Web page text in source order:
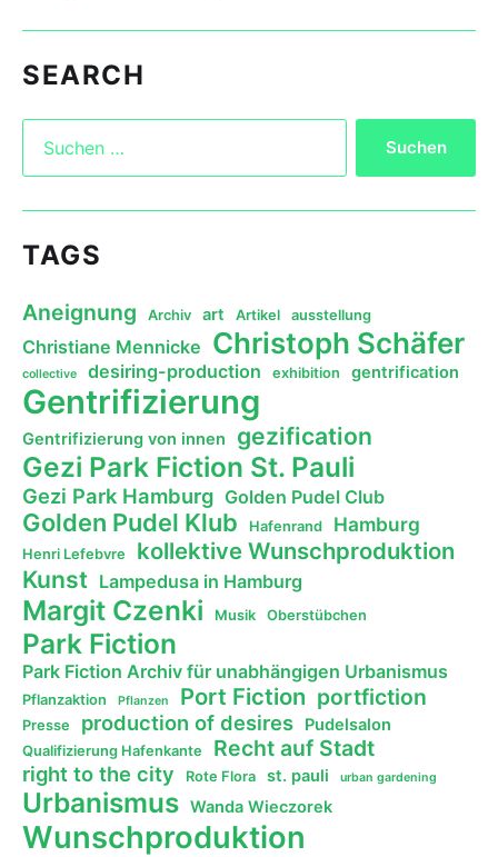
SEARCH
TAGS
Aneignung Archiv art Artikel ausstellung
Christiane Mennicke Christoph Schäfer
collective desiring-production exhibition gentrification
Gentrifizierung
Gentrifizierung von innen gezification
Gezi Park Fiction St. Pauli
Gezi Park Hamburg Golden Pudel Club
Golden Pudel Klub Hafenrand Hamburg
Henri Lefebvre kollektive Wunschproduktion
Kunst Lampedusa in Hamburg
Margit Czenki Musik Oberstübchen
Park Fiction
Park Fiction Archiv für unabhängigen Urbanismus
Pflanzaktion Pflanzen Port Fiction portfiction
Presse production of desires Pudelsalon
Qualifizierung Hafenkante Recht auf Stadt
right to the city Rote Flora st. pauli urban gardening
Urbanismus Wanda Wieczorek
Wunschproduktion